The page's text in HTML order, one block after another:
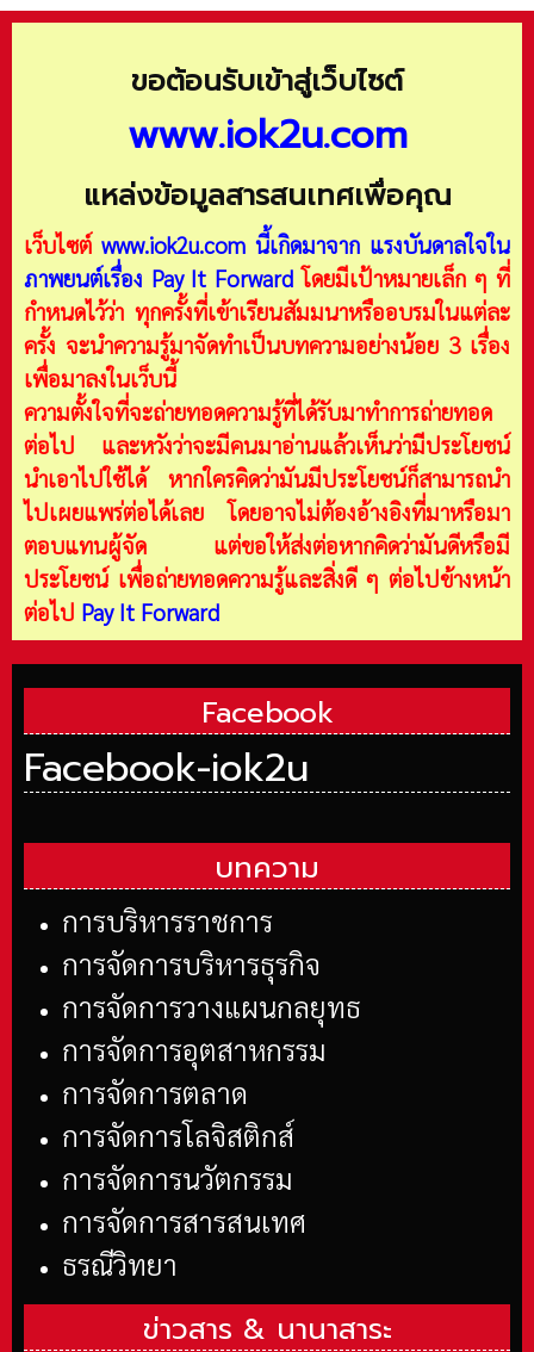
ขอต้อนรับเข้าสู่เว็บไซต์
www.iok2u.com
แหล่งข้อมูลสารสนเทศเพื่อคุณ
เว็บไซต์ www.iok2u.com นี้เกิดมาจาก แรงบันดาลใจใน
ภาพยนต์เรื่อง Pay It Forward โดยมีเป้าหมายเล็ก ๆ ที่
กำหนดไว้ว่า ทุกครั้งที่เข้าเรียนสัมมนาหรืออบรมในแต่ละ
ครั้ง จะนำความรู้มาจัดทำเป็นบทความอย่างน้อย 3 เรื่อง
เพื่อมาลงในเว็บนี้
ความตั้งใจที่จะถ่ายทอดความรู้ที่ได้รับมาทำการถ่ายทอด
ต่อไป และหวังว่าจะมีคนมาอ่านแล้วเห็นว่ามีประโยชน์
นำเอาไปใช้ได้ หากใครคิดว่ามันมีประโยชน์ก็สามารถนำ
ไปเผยแพร่ต่อได้เลย โดยอาจไม่ต้องอ้างอิงที่มาหรือมา
ตอบแทนผู้จัด แต่ขอให้ส่งต่อหากคิดว่ามันดีหรือมี
ประโยชน์ เพื่อถ่ายทอดความรู้และสิ่งดี ๆ ต่อไปข้างหน้า
ต่อไป Pay It Forward
Facebook
Facebook-iok2u
บทความ
การบริหารราชการ
การจัดการบริหารธุรกิจ
การจัดการวางแผนกลยุทธ
การจัดการอุตสาหกรรม
การจัดการตลาด
การจัดการโลจิสติกส์
การจัดการนวัตกรรม
การจัดการสารสนเทศ
ธรณีวิทยา
ข่าวสาร & นานาสาระ